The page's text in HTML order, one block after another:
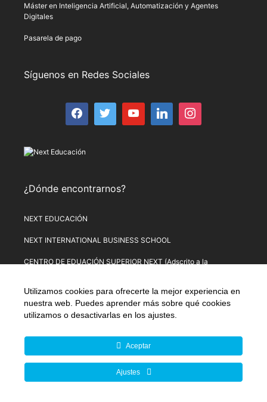
Máster en Inteligencia Artificial, Automatización y Agentes
Digitales
Pasarela de pago
Síguenos en Redes Sociales
¿Dónde encontrarnos?
NEXT EDUCACIÓN
NEXT INTERNATIONAL BUSINESS SCHOOL
CENTRO DE EDUACIÓN SUPERIOR NEXT (Adscrito a la
PLATAFORMA DE FORMACIÓN NEXT
Aviso Legal – Política de Privacidad–Términos y condiciones de
Formulario de Desistimiento
© Copyright 2026 Next Educación, S.L. | CIF: B-67803114 |
Todos los derechos reservados | C/ Alsasua, 16. 28023
Utilizamos cookies para ofrecerte la mejor experiencia en
nuestra web. Puedes aprender más sobre qué cookies
utilizamos o desactivarlas en los ajustes
Aceptar
Ajustes